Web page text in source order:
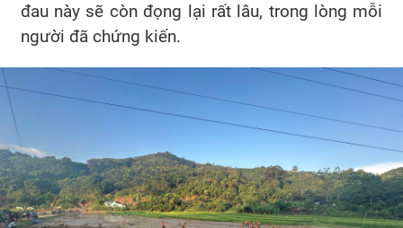
đau này sẽ còn đọng lại rất lâu, trong lòng mỗi
người đã chứng kiến.